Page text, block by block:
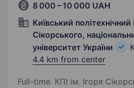
8 000 – 10 000 UAH
Київський політехнічний
Сікорського,
університет України
4.4 km from center
Full-time. КПІ ім. Ігоря Сікорського запрошує